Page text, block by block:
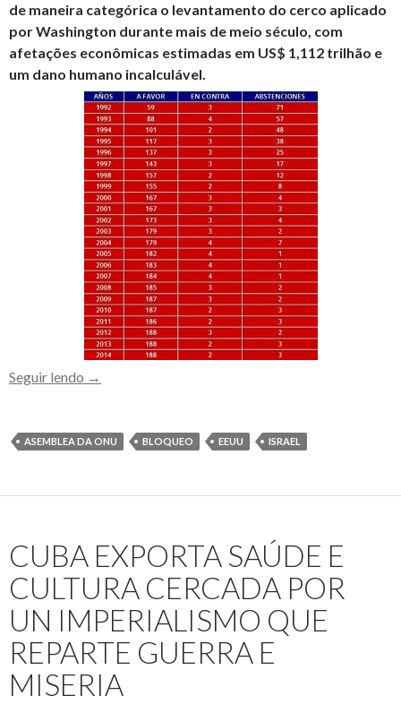
de maneira categórica o levantamento do cerco aplicado
por Washington durante mais de meio século, com
afetações econômicas estimadas em US$ 1,112 trilhão e
um dano humano incalculável.
Seguir lendo Só
Israel
prol
de
manter
o
bloqueio
contra
Cuba
→
ASEMBLEA DA ONU BLOQUEO EEUU ISRAEL
CUBA EXPORTA SAÚDE E
CULTURA CERCADA POR
UN IMPERIALISMO QUE
REPARTE GUERRA E
MISERIA